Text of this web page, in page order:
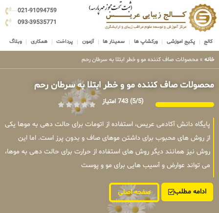
021-91094759
093-39535771
کالج پکیج اموزشی ورکشاپ ها سمینار ها آزمون پرداخت همکاری وبلاگ
خانه » محصولات صاف کننده مو و خطر ابتلا به سرطان رحم
محصولات صاف کننده مو و خطر ابتلا به سرطان رحم
(5/5) 743 امتیاز
پایگاه دانش آکادمی عریس، استفاده از اتومات برای حالت دهی به موها یکی
از روش های محبوب برای داشتن موهای صاف و بدون پرز است. اما این
روش نیز همانند دیگر روش های استفاده از حرارت برای حالت دهی به موها،
می تواند عوارض و آسیب هایی برای مو و پوست
ادامه مطلب صفحه اصلی